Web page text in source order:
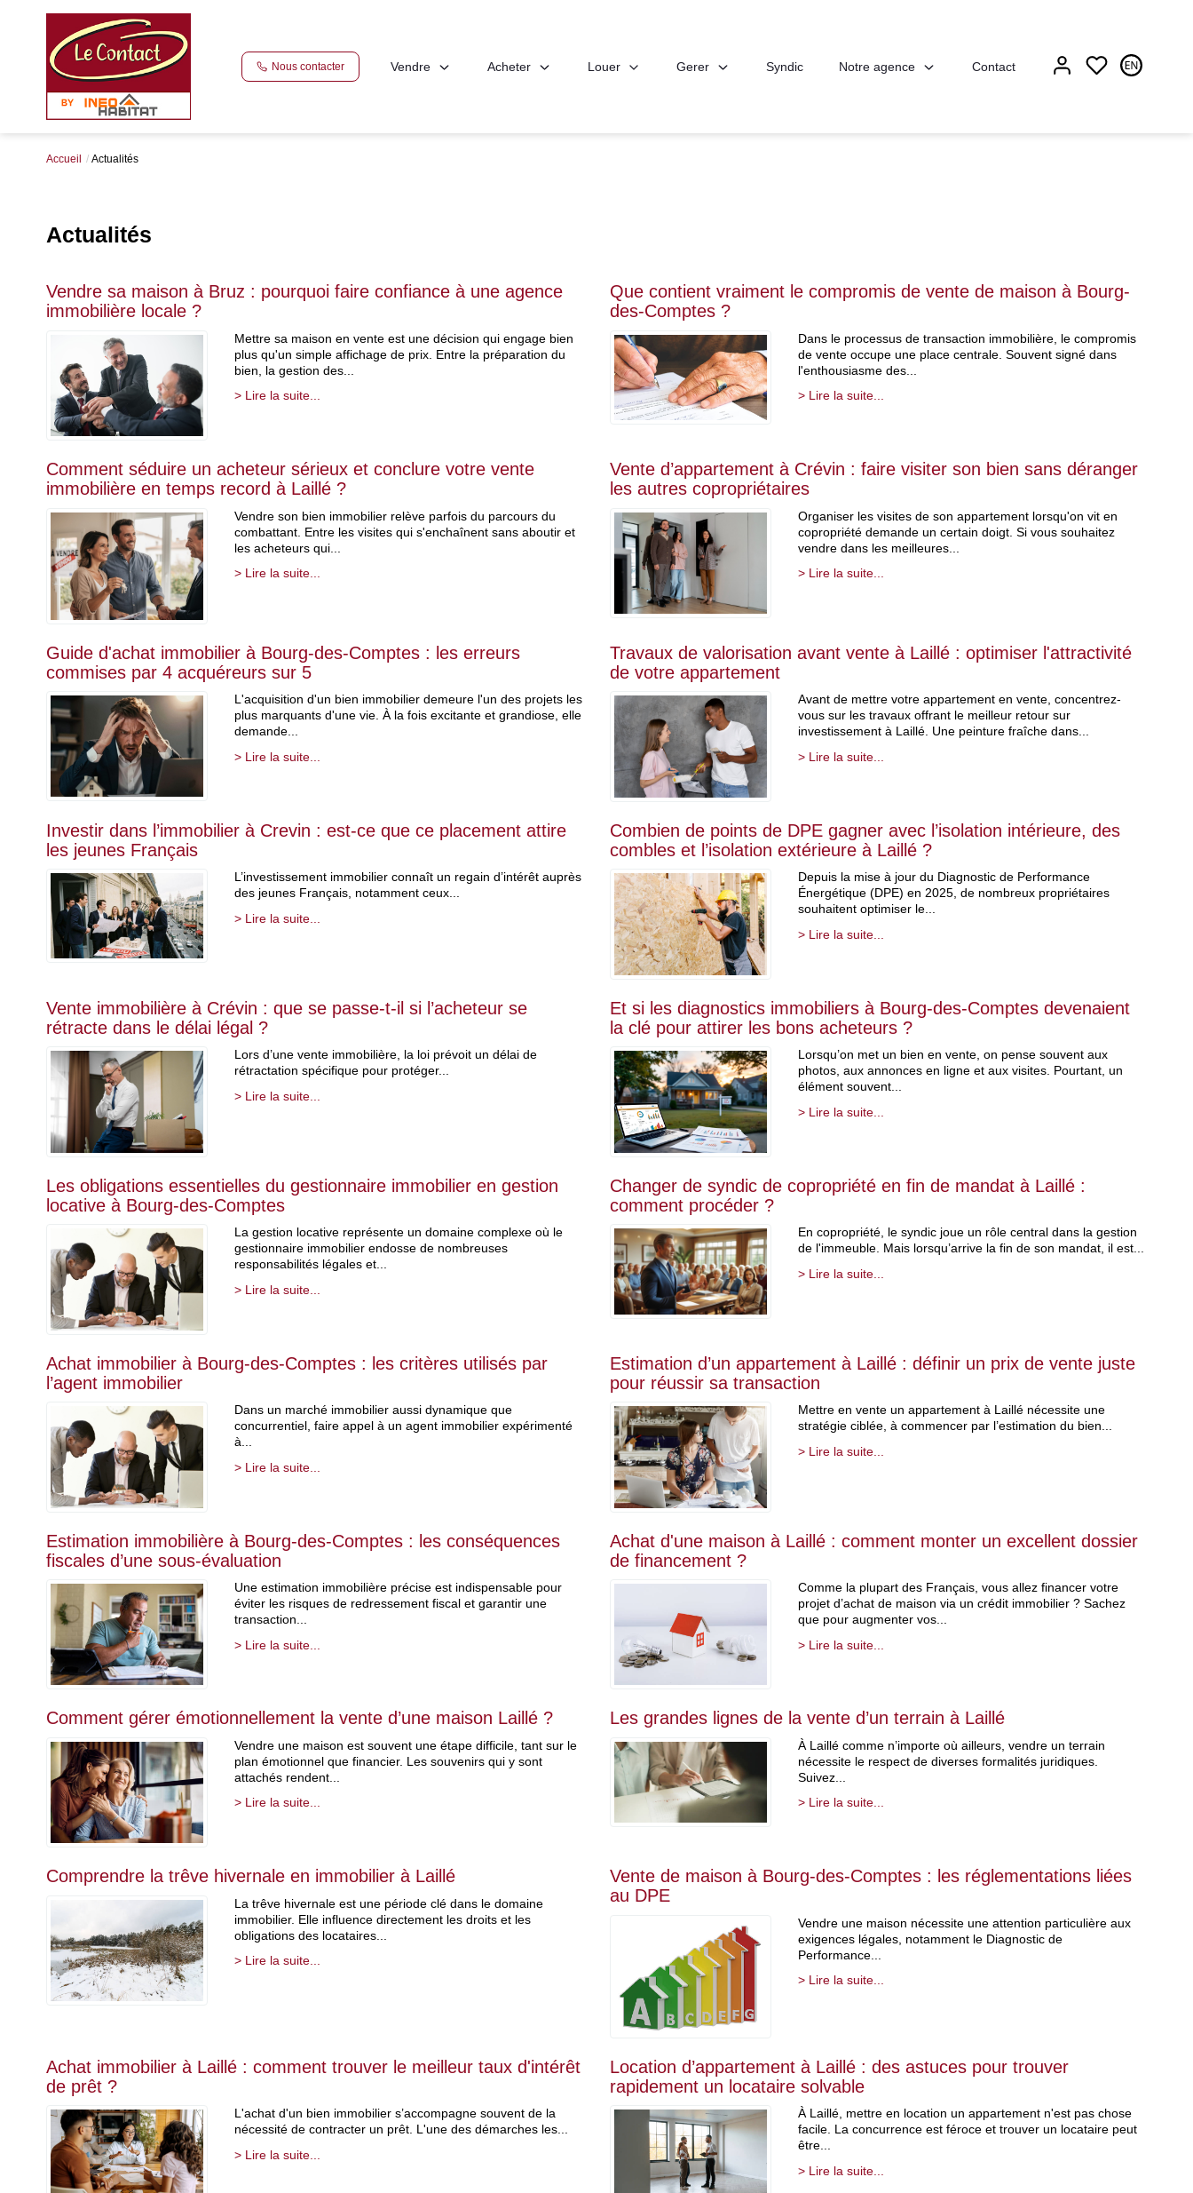
Nous contacter Vendre Acheter Louer Gerer Syndic Notre agence Contact
Accueil Actualités
Actualités
Vendre sa maison à Bruz : pourquoi faire confiance à une agence
immobilière locale ?
Mettre sa maison en vente est une décision qui engage bien
plus qu'un simple affichage de prix. Entre la préparation du
bien, la gestion des...
> Lire la suite...
Que contient vraiment le compromis de vente de maison à Bourg-
des-Comptes ?
Dans le processus de transaction immobilière, le compromis
de vente occupe une place centrale. Souvent signé dans
l'enthousiasme des...
> Lire la suite...
Comment séduire un acheteur sérieux et conclure votre vente
immobilière en temps record à Laillé ?
Vendre son bien immobilier relève parfois du parcours du
combattant. Entre les visites qui s'enchaînent sans aboutir et
les acheteurs qui...
> Lire la suite...
Vente d’appartement à Crévin : faire visiter son bien sans déranger
les autres copropriétaires
Organiser les visites de son appartement lorsqu'on vit en
copropriété demande un certain doigt. Si vous souhaitez
vendre dans les meilleures...
> Lire la suite...
Guide d'achat immobilier à Bourg-des-Comptes : les erreurs
commises par 4 acquéreurs sur 5
L'acquisition d'un bien immobilier demeure l'un des projets les
plus marquants d'une vie. À la fois excitante et grandiose, elle
demande...
> Lire la suite...
Travaux de valorisation avant vente à Laillé : optimiser l'attractivité
de votre appartement
Avant de mettre votre appartement en vente, concentrez-
vous sur les travaux offrant le meilleur retour sur
investissement à Laillé. Une peinture fraîche dans...
> Lire la suite...
Investir dans l’immobilier à Crevin : est-ce que ce placement attire
les jeunes Français
L’investissement immobilier connaît un regain d’intérêt auprès
des jeunes Français, notamment ceux...
> Lire la suite...
Combien de points de DPE gagner avec l’isolation intérieure, des
combles et l’isolation extérieure à Laillé ?
Depuis la mise à jour du Diagnostic de Performance
Énergétique (DPE) en 2025, de nombreux propriétaires
souhaitent optimiser le...
> Lire la suite...
Vente immobilière à Crévin : que se passe-t-il si l’acheteur se
rétracte dans le délai légal ?
Lors d’une vente immobilière, la loi prévoit un délai de
rétractation spécifique pour protéger...
> Lire la suite...
Et si les diagnostics immobiliers à Bourg-des-Comptes devenaient
la clé pour attirer les bons acheteurs ?
Lorsqu’on met un bien en vente, on pense souvent aux
photos, aux annonces en ligne et aux visites. Pourtant, un
élément souvent...
> Lire la suite...
Les obligations essentielles du gestionnaire immobilier en gestion
locative à Bourg-des-Comptes
La gestion locative représente un domaine complexe où le
gestionnaire immobilier endosse de nombreuses
responsabilités légales et...
> Lire la suite...
Changer de syndic de copropriété en fin de mandat à Laillé :
comment procéder ?
En copropriété, le syndic joue un rôle central dans la gestion
de l'immeuble. Mais lorsqu’arrive la fin de son mandat, il est...
> Lire la suite...
Achat immobilier à Bourg-des-Comptes : les critères utilisés par
l’agent immobilier
Dans un marché immobilier aussi dynamique que
concurrentiel, faire appel à un agent immobilier expérimenté
à...
> Lire la suite...
Estimation d’un appartement à Laillé : définir un prix de vente juste
pour réussir sa transaction
Mettre en vente un appartement à Laillé nécessite une
stratégie ciblée, à commencer par l’estimation du bien...
> Lire la suite...
Estimation immobilière à Bourg-des-Comptes : les conséquences
fiscales d’une sous-évaluation
Une estimation immobilière précise est indispensable pour
éviter les risques de redressement fiscal et garantir une
transaction...
> Lire la suite...
Achat d'une maison à Laillé : comment monter un excellent dossier
de financement ?
Comme la plupart des Français, vous allez financer votre
projet d’achat de maison via un crédit immobilier ? Sachez
que pour augmenter vos...
> Lire la suite...
Comment gérer émotionnellement la vente d’une maison Laillé ?
Vendre une maison est souvent une étape difficile, tant sur le
plan émotionnel que financier. Les souvenirs qui y sont
attachés rendent...
> Lire la suite...
Les grandes lignes de la vente d’un terrain à Laillé
À Laillé comme n’importe où ailleurs, vendre un terrain
nécessite le respect de diverses formalités juridiques.
Suivez...
> Lire la suite...
Comprendre la trêve hivernale en immobilier à Laillé
La trêve hivernale est une période clé dans le domaine
immobilier. Elle influence directement les droits et les
obligations des locataires...
> Lire la suite...
Vente de maison à Bourg-des-Comptes : les réglementations liées
au DPE
Vendre une maison nécessite une attention particulière aux
exigences légales, notamment le Diagnostic de
Performance...
> Lire la suite...
Achat immobilier à Laillé : comment trouver le meilleur taux d'intérêt
de prêt ?
L'achat d'un bien immobilier s’accompagne souvent de la
nécessité de contracter un prêt. L'une des démarches les...
> Lire la suite...
Location d’appartement à Laillé : des astuces pour trouver
rapidement un locataire solvable
À Laillé, mettre en location un appartement n'est pas chose
facile. La concurrence est féroce et trouver un locataire peut
être...
> Lire la suite...